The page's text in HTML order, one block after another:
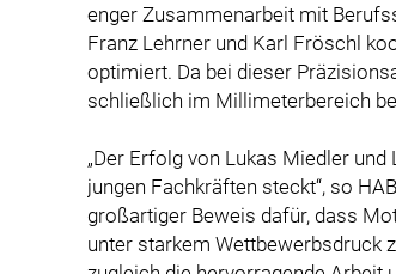
enger Zusammenarbeit mit
Franz Lehrner und Karl Fröschl
optimiert. Da bei dieser
schließlich im Millimeterbereich
„Der Erfolg von Lukas Miedler
jungen Fachkräften steckt“, so
großartiger Beweis dafür, dass
unter starkem Wettbewerbsdruck